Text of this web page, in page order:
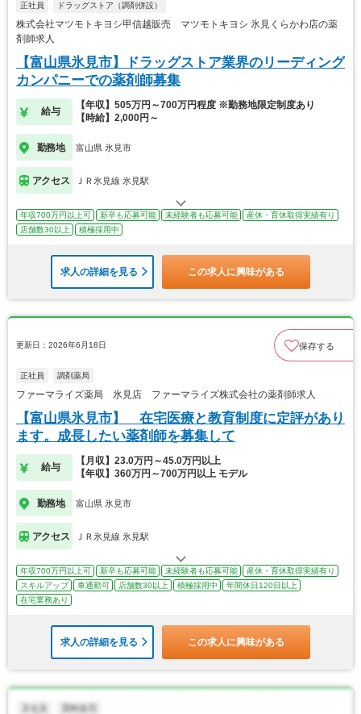
正社員 ドラッグストア（調剤併設）
株式会社マツモトキヨシ甲信越販売 マツモトキヨシ 氷見くらかわ店の薬
剤師求人
【富山県氷見市】ドラッグストア業界のリーディング
カンパニーでの薬剤師募集
給与
【年収】505万円～700万円程度 ※勤務地限定制度あり
【時給】2,000円～
勤務地 富山県 氷見市
アクセス ＪＲ氷見線 氷見駅
年収700万円以上可 新卒も応募可能 未経験者も応募可能
産休・育休取得実績有り
店舗数30以上
積極採用中
求人の詳細を見る この求人に興味がある
更新日：2026年6月18日 保存する
正社員 調剤薬局
ファーマライズ薬局 氷見店 ファーマライズ株式会社の薬剤師求人
【富山県氷見市】 在宅医療と教育制度に定評があり
ます。成長したい薬剤師を募集して
給与
【月収】23.0万円～45.0万円以上
【年収】360万円～700万円以上 モデル
勤務地 富山県 氷見市
アクセス ＪＲ氷見線 氷見駅
年収700万円以上可 新卒も応募可能 未経験者も応募可能
産休・育休取得実績有り
スキルアップ
車通勤可 店舗数30以上 積極採用中
年間休日120日以上
在宅業務あり
求人の詳細を見る この求人に興味がある